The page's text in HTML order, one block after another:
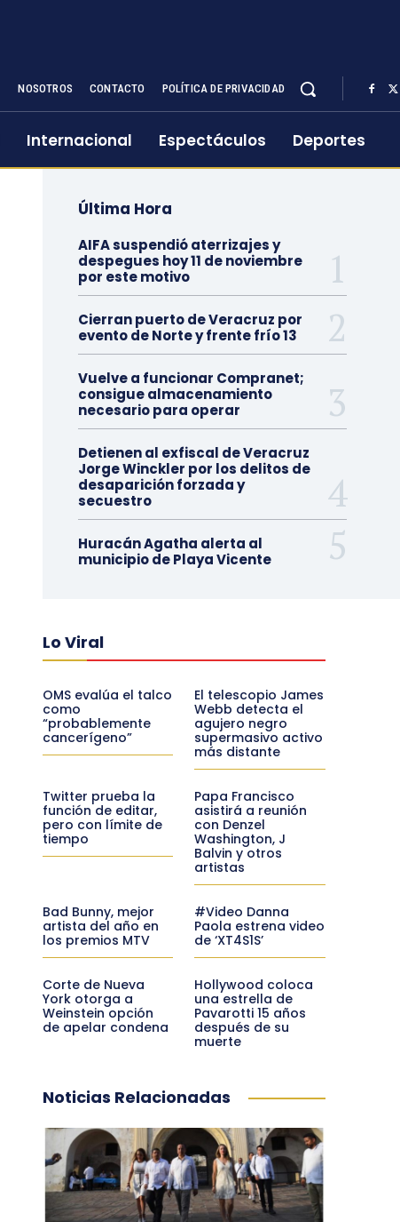
NOSOTROS CONTACTO POLÍTICA DE PRIVACIDAD
Internacional Espectáculos Deportes
Última Hora
AIFA suspendió aterrizajes y
despegues hoy 11 de noviembre
por este motivo
Cierran puerto de Veracruz por
evento de Norte y frente frío 13
Vuelve a funcionar Compranet;
consigue almacenamiento
necesario para operar
Detienen al exfiscal de Veracruz
Jorge Winckler por los delitos de
desaparición forzada y
secuestro
Huracán Agatha alerta al
municipio de Playa Vicente
Lo Viral
OMS evalúa el talco
como
“probablemente
cancerígeno”
El telescopio James
Webb detecta el
agujero negro
supermasivo activo
más distante
Twitter prueba la
función de editar,
pero con límite de
tiempo
Papa Francisco
asistirá a reunión
con Denzel
Washington, J
Balvin y otros
artistas
Bad Bunny, mejor
artista del año en
los premios MTV
#Video Danna
Paola estrena video
de ‘XT4S1S’
Corte de Nueva
York otorga a
Weinstein opción
de apelar condena
Hollywood coloca
una estrella de
Pavarotti 15 años
después de su
muerte
Noticias Relacionadas